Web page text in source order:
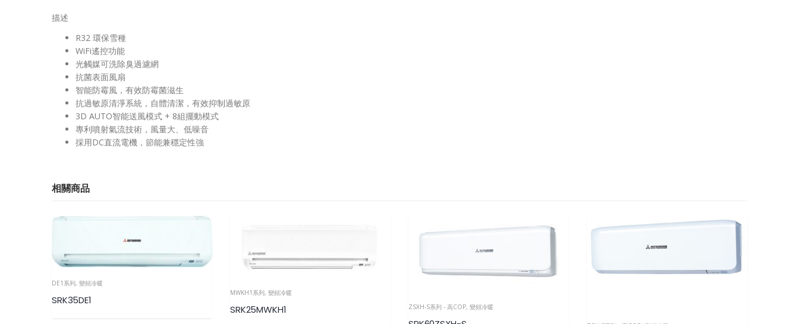
描述
R32 環保雪種
WiFi遙控功能
光觸媒可洗除臭過濾網
抗菌表面風扇
智能防霉風，有效防霉菌滋生
抗過敏原清淨系統，自體清潔，有效抑制過敏原
3D AUTO智能送風模式 + 8組擺動模式
專利噴射氣流技術，風量大、低噪音
採用DC直流電機，節能兼穩定性強
相關商品
DE1系列, 變頻冷暖
SRK35DE1
MWKH1系列, 變頻冷暖
SRK25MWKH1 ZSXH-S系列 - 高COP, 變頻冷暖